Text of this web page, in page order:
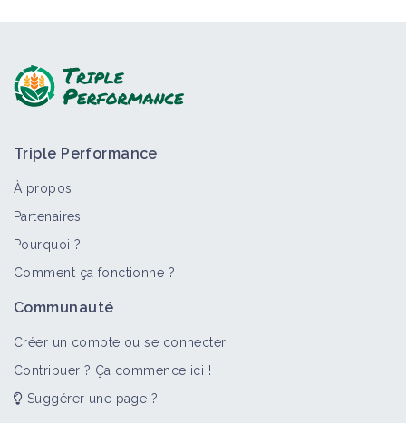
Triple Performance
À propos
Partenaires
Pourquoi ?
Comment ça fonctionne ?
Communauté
Créer un compte ou se connecter
Contribuer ? Ça commence ici !
Suggérer une page ?